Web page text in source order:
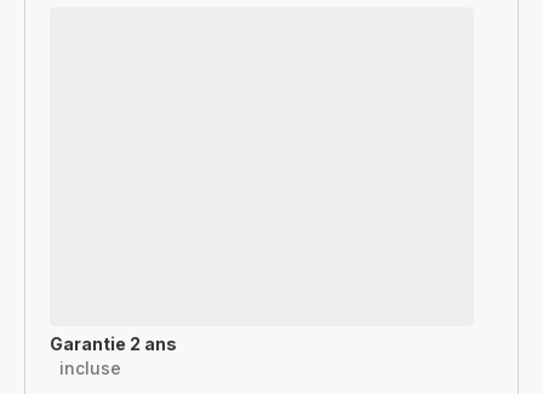
Garantie 2 ans
incluse